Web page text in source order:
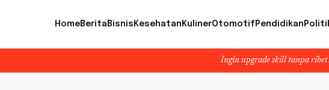
HomeBerita Bisnis Kesehatan KulinerOtomotif Pendidikan
Ingin upgrade skill tanpa ribet? Temukan